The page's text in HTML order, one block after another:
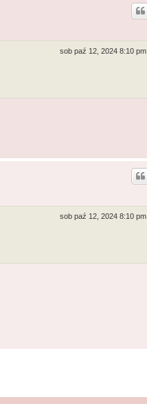
sob paź 12, 2024 8:10 pm
sob paź 12, 2024 8:10 pm